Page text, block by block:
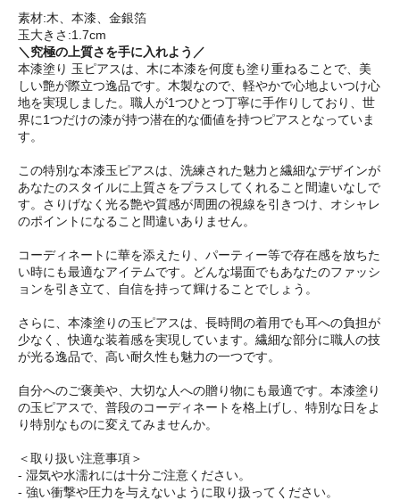
素材:木、本漆、金銀箔
玉大きさ:1.7cm
＼究極の上質さを手に入れよう／
本漆塗り 玉ピアスは、木に本漆を何度も塗り重ねることで、美
しい艶が際立つ逸品です。木製なので、軽やかで心地よいつけ心
地を実現しました。職人が1つひとつ丁寧に手作りしており、世
界に1つだけの漆が持つ潜在的な価値を持つピアスとなっていま
す。
この特別な本漆玉ピアスは、洗練された魅力と繊細なデザインが
あなたのスタイルに上質さをプラスしてくれること間違いなしで
す。さりげなく光る艶や質感が周囲の視線を引きつけ、オシャレ
のポイントになること間違いありません。
コーディネートに華を添えたり、パーティー等で存在感を放ちた
い時にも最適なアイテムです。どんな場面でもあなたのファッシ
ョンを引き立て、自信を持って輝けることでしょう。
さらに、本漆塗りの玉ピアスは、長時間の着用でも耳への負担が
少なく、快適な装着感を実現しています。繊細な部分に職人の技
が光る逸品で、高い耐久性も魅力の一つです。
自分へのご褒美や、大切な人への贈り物にも最適です。本漆塗り
の玉ピアスで、普段のコーディネートを格上げし、特別な日をよ
り特別なものに変えてみませんか。
＜取り扱い注意事項＞
- 湿気や水濡れには十分ご注意ください。
- 強い衝撃や圧力を与えないように取り扱ってください。